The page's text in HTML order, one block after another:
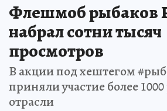
Флешмоб рыбаков
набрал сотни тысяч
просмотров
В акции под хештегом
приняли участие более
отрасли